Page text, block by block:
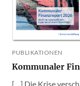
PUBLIKATIONEN
Kommunaler
[…] Die Krise